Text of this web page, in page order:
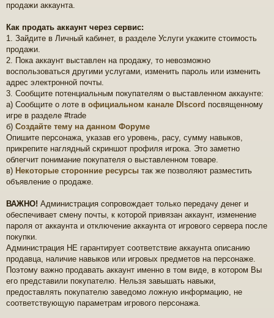
продажи аккаунта.
Как продать аккаунт через сервис:
1. Зайдите в Личный кабинет, в разделе Услуги укажите стоимость
продажи.
2. Пока аккаунт выставлен на продажу, то невозможно
воспользоваться другими услугами, изменить пароль или изменить
адрес электронной почты.
3. Сообщите потенциальным покупателям о выставленном аккаунте:
а) Сообщите о лоте в официальном канале DIscord посвященному
игре в разделе #trade
б) Создайте тему на данном Форуме
Опишите персонажа, указав его уровень, расу, сумму навыков,
прикрепите наглядный скриншот профиля игрока. Это заметно
облегчит понимание покупателя о выставленном товаре.
в) Некоторые сторонние ресурсы так же позволяют разместить
объявление о продаже.
ВАЖНО! Администрация сопровождает только передачу денег и
обеспечивает смену почты, к которой привязан аккаунт, изменение
пароля от аккаунта и отключение аккаунта от игрового сервера после
покупки.
Администрация НЕ гарантирует соответствие аккаунта описанию
продавца, наличие навыков или игровых предметов на персонаже.
Поэтому важно продавать аккаунт именно в том виде, в котором Вы
его представили покупателю. Нельзя завышать навыки,
предоставлять покупателю заведомо ложную информацию, не
соответствующую параметрам игрового персонажа.